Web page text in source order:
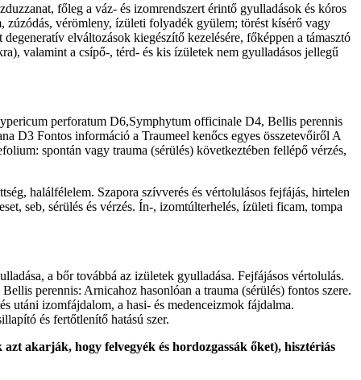
főleg a váz- és izomrendszert érintő gyulladások és kóros
zúzódás, vérömleny, ízületi folyadék gyülem; törést kísérő vagy
elváltozások kiegészítő kezelésére, főképpen a támasztó
valamint a csípő-, térd- és kis ízületek nem gyulladásos jellegű
perforatum D6,Symphytum officinale D4, Bellis perennis
Fontos információ a Traumeel kenőcs egyes összetevőiről A
spontán vagy trauma (sérülés) következtében fellépő vérzés,
halálfélelem. Szapora szívverés és vértolulásos fejfájás, hirtelen
seb, sérülés és vérzés. Ín-, izomtúlterhelés, ízületi ficam, tompa
a bőr továbbá az izületek gyulladása. Fejfájásos vértolulás.
perennis: Arnicahoz hasonlóan a trauma (sérülés) fontos szere.
utáni izomfájdalom, a hasi- és medenceizmok fájdalma.
és fertőtlenítő hatású szer.
akarják, hogy felvegyék és hordozgassák őket), hisztériás